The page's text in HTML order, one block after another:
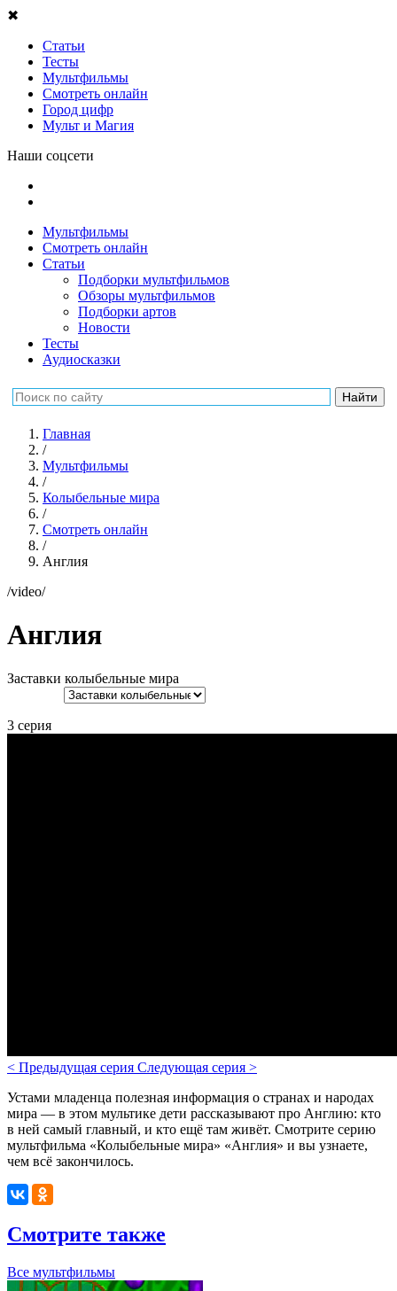
✖
Статьи
Тесты
Мультфильмы
Смотреть онлайн
Город цифр
Мульт и Магия
Наши соцсети
Мультфильмы
Смотреть онлайн
Статьи
Подборки мультфильмов
Обзоры мультфильмов
Подборки артов
Новости
Тесты
Аудиосказки
Главная
/
Мультфильмы
/
Колыбельные мира
/
Смотреть онлайн
/
Англия
/video/
Англия
Заставки колыбельные мира
3 серия
< Предыдущая серия Следующая серия >
Устами младенца полезная информация о странах и народах
мира — в этом мультике дети рассказывают про Англию: кто
в ней самый главный, и кто ещё там живёт. Смотрите серию
мультфильма «Колыбельные мира» «Англия» и вы узнаете,
чем всё закончилось.
Смотрите также
Все мультфильмы